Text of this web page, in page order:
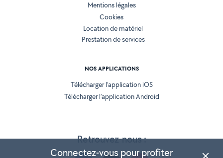
Retrouvez-nous :
Mentions légales
Cookies
Location de matériel
Prestation de services
NOS APPLICATIONS
Télécharger l’application iOS
Télécharger l’application Android
Connectez-vous pour profiter